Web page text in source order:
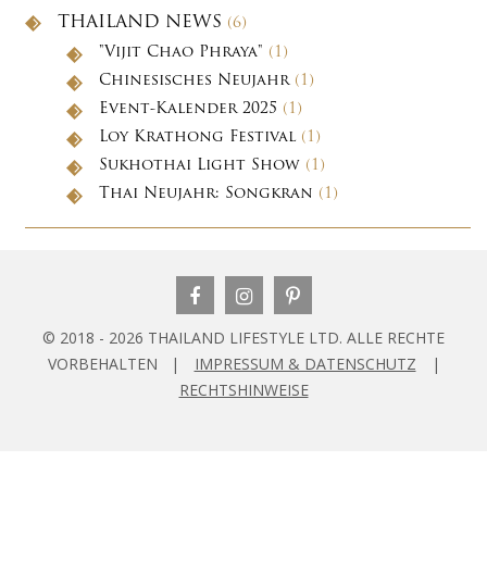
THAILAND NEWS (6)
"Vijit Chao Phraya" (1)
Chinesisches Neujahr(1)
Event-Kalender 2025 (1)
Loy Krathong Festival (1)
Sukhothai Light Show (1)
Thai Neujahr: Songkran (1)
© 2018 - 2026 THAILAND LIFESTYLE LTD. ALLE RECHTE
VORBEHALTEN |
IMPRESSUM & DATENSCHUTZ
|
RECHTSHINWEISE